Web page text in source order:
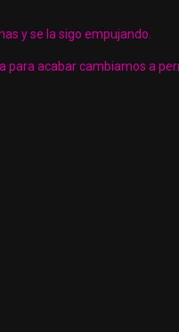
y se la sigo empujando.
para acabar cambiamos a